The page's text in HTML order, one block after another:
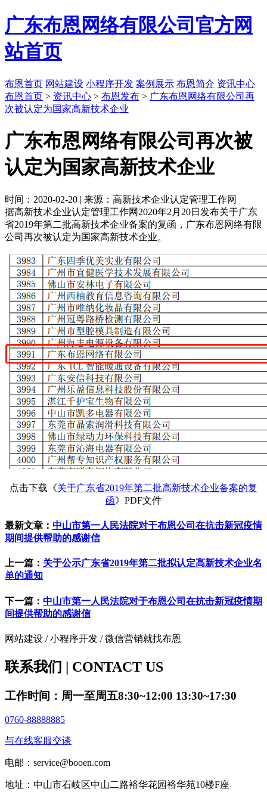
广东布恩网络有限公司官方网
站首页
布恩首页 网站建设 小程序开发 案例展示 布恩简介 资讯中心
布恩首页 > 资讯中心 > 布恩发布 > 广东布恩网络有限公司再
次被认定为国家高新技术企业
广东布恩网络有限公司再次被
认定为国家高新技术企业
时间：2020-02-20 | 来源：高新技术企业认定管理工作网
据高新技术企业认定管理工作网2020年2月20日发布关于广东
省2019年第二批高新技术企业备案的复函，广东布恩网络有限
公司再次被认定为国家高新技术企业。
点击下载《关于广东省2019年第二批高新技术企业备案的复
函》PDF文件
最新文章： 中山市第一人民法院对于布恩公司在抗击新冠疫情
期间提供帮助的感谢信
上一篇： 关于公示广东省2019年第二批拟认定高新技术企业名
单的通知
下一篇： 中山市第一人民法院对于布恩公司在抗击新冠疫情期
间提供帮助的感谢信
网站建设 / 小程序开发 / 微信营销就找布恩
联系我们 | CONTACT US
工作时间：周一至周五8:30~12:00 13:30~17:30
0760-88888885
与在线客服交谈
电邮：service@booen.com
地址：中山市石岐区中山二路裕华花园裕华苑10楼F座